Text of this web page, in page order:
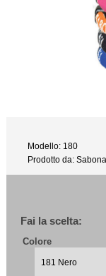
Modello: 180
Prodotto da: Sabona
Fai la scelta:
Colore